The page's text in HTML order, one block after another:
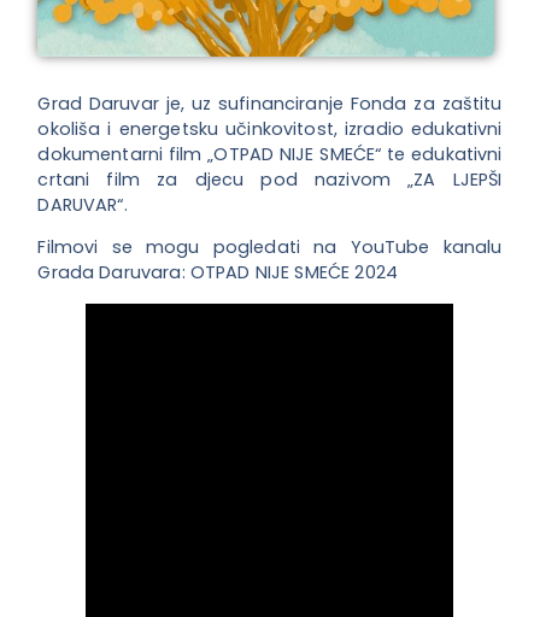
Grad Daruvar je, uz sufinanciranje Fonda za zaštitu
okoliša i energetsku učinkovitost, izradio edukativni
dokumentarni film „OTPAD NIJE SMEĆE“ te edukativni
crtani film za djecu pod nazivom „ZA LJEPŠI
DARUVAR“.
Filmovi se mogu pogledati na YouTube kanalu
Grada Daruvara: OTPAD NIJE SMEĆE 2024